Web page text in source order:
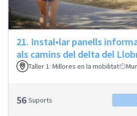
21. Instal•lar panells
als camins del delta del
Taller 1: Millores en la mobilitat
56 Suports